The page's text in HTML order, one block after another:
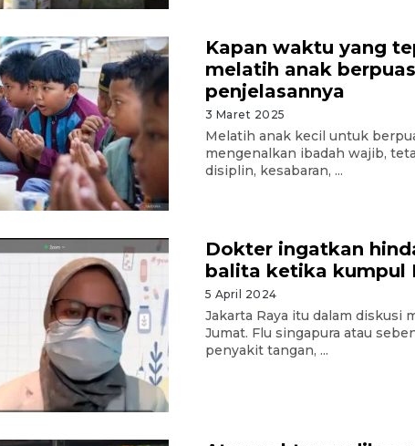
Kapan waktu yang
melatih anak
penjelasannya
3 Maret 2025
Melatih anak kecil untuk
mengenalkan ibadah wajib,
disiplin, kesabaran, ...
Dokter ingatkan
balita ketika kumpul
5 April 2024
Jakarta Raya itu dalam diskusi
Jumat. Flu singapura atau
penyakit tangan, ...